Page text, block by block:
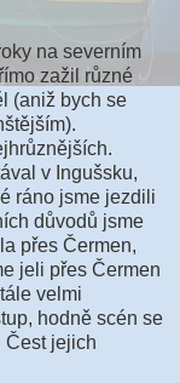
na severním
zažil různé
(aniž bych se
v Ingušsku,
ráno jsme jezdili
důvodů jsme
přes Čermen,
jeli přes Čermen
velmi
hodně scén se
Čest jejich